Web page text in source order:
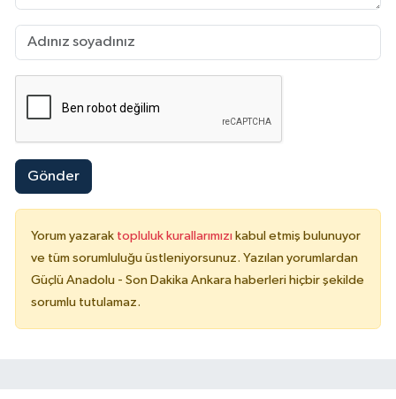
Gönder
Yorum yazarak topluluk kurallarımızı kabul etmiş bulunuyor
ve tüm sorumluluğu üstleniyorsunuz. Yazılan yorumlardan
Güçlü Anadolu - Son Dakika Ankara haberleri hiçbir şekilde
sorumlu tutulamaz.